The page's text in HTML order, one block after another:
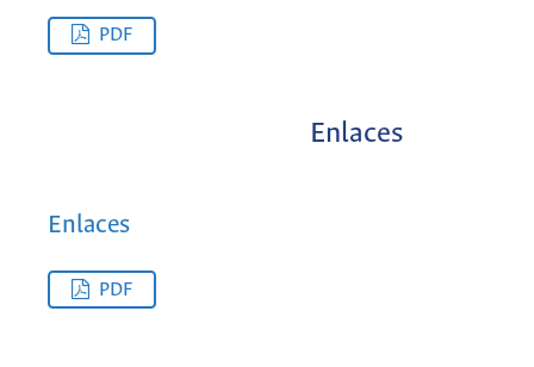
PDF
Enlaces
Enlaces
PDF